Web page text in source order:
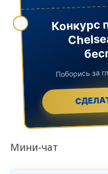
Конкурс
Поборись за
Мини-чат